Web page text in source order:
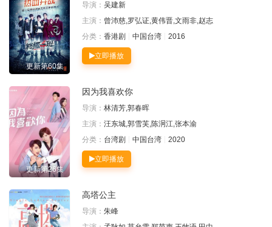
更新第60集
导演： 吴建新
主演： 曾沛慈,罗弘证,黄伟晋,文雨非,赵志
分类： 香港剧 中国台湾 2016
立即播放
更新第26集
因为我喜欢你
导演： 林清芳,郭春晖
主演： 汪东城,郭雪芙,陈泂江,张本渝
分类： 台湾剧 中国台湾 2020
立即播放
高塔公主
导演： 朱峰